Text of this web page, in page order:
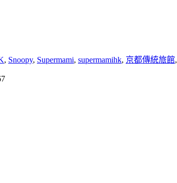
, Snoopy, Supermami, supermamihk, 京都傳統旅館,